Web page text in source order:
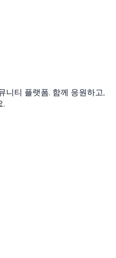
니티 플랫폼. 함께 응원하고,
.